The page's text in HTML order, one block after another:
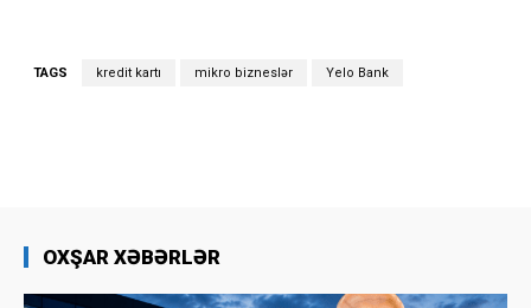
TAGS kredit kartı mikro bizneslər Yelo Bank
OXŞAR XƏBƏRLƏR